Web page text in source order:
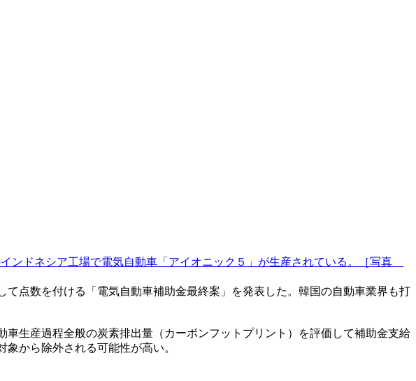
インドネシア工場で電気自動車「アイオニック５」が生産されている。［写真
点数を付ける「電気自動車補助金最終案」を発表した。韓国の自動車業界も打
生産過程全般の炭素排出量（カーボンフットプリント）を評価して補助金支給
から除外される可能性が高い。